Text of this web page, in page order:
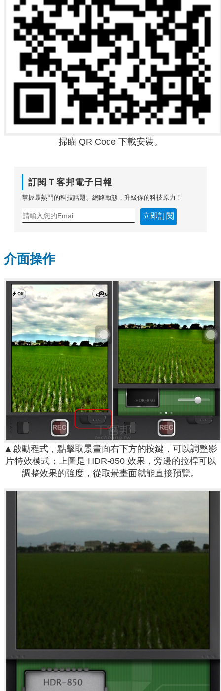
掃瞄 QR Code 下載安裝。
訂閱Ｔ客邦電子日報
掌握最熱門的科技話題、網路動態，升級你的科技原力！
立即訂閱
介面操作
▲啟動程式，點擊取景畫面右下方的按鍵，可以調整影
片特效模式；上圖是 HDR-850 效果，旁邊的拉桿可以
調整效果的強度，從取景畫面就能直接預覽。